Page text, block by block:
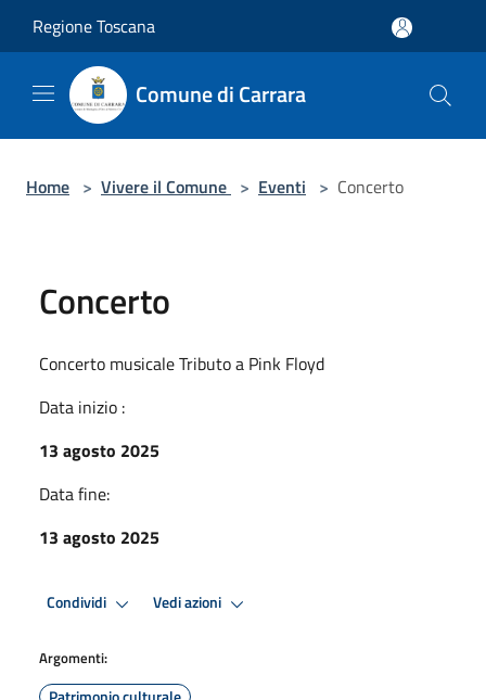
Regione Toscana
Comune di Carrara
Home > Vivere il Comune > Eventi > Concerto
Concerto
Concerto musicale Tributo a Pink Floyd
Data inizio :
13 agosto 2025
Data fine:
13 agosto 2025
Condividi Vedi azioni
Argomenti: